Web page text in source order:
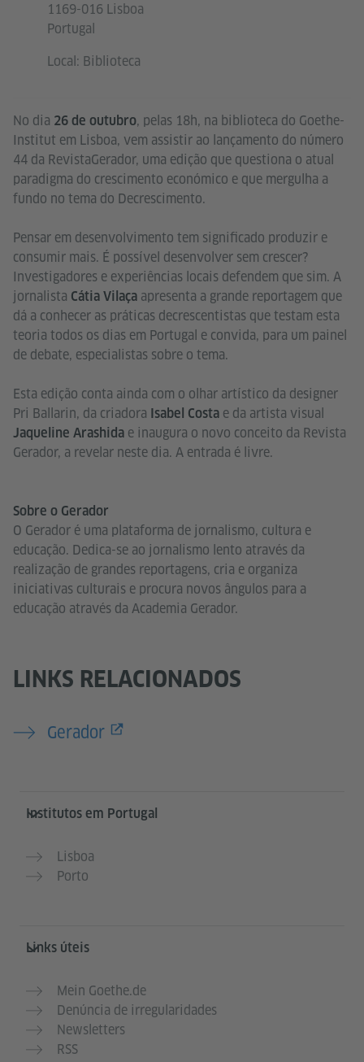
No dia 26 de outubro, pelas 18h, na biblioteca do Goethe-
Institut em Lisboa, vem assistir ao lançamento do número
44 da RevistaGerador, uma edição que questiona o atual
paradigma do crescimento económico e que mergulha a
fundo no tema do Decrescimento.
Pensar em desenvolvimento tem significado produzir e
consumir mais. É possível desenvolver sem crescer?
Investigadores e experiências locais defendem que sim. A
jornalista Cátia Vilaça apresenta a grande reportagem que
dá a conhecer as práticas decrescentistas que testam esta
teoria todos os dias em Portugal e convida, para um painel
de debate, especialistas sobre o tema.
Esta edição conta ainda com o olhar artístico da designer
Pri Ballarin, da criadora Isabel Costa e da artista visual
Jaqueline Arashida e inaugura o novo conceito da Revista
Gerador, a revelar neste dia. A entrada é livre.
Sobre o Gerador
O Gerador é uma plataforma de jornalismo, cultura e
educação. Dedica-se ao jornalismo lento através da
realização de grandes reportagens, cria e organiza
iniciativas culturais e procura novos ângulos para a
educação através da Academia Gerador.
LINKS RELACIONADOS
Gerador
1169-016 Lisboa
Portugal
Local: Biblioteca
Service- und Informationsbereich
Institutos em Portugal
Lisboa
Porto
Links úteis
Mein Goethe.de
Denúncia de irregularidades
Newsletters
RSS